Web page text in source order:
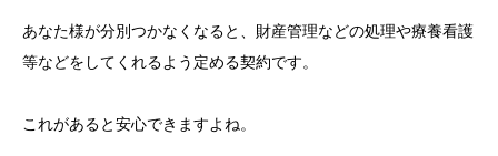
あなた様が分別つかなくなると、財産管理などの処理や療養看護
等などをしてくれるよう定める契約です。
これがあると安心できますよね。